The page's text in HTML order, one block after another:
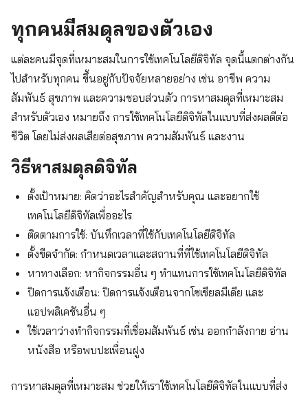
ทุกคนมีสมดุลของตัวเอง
แต่ละคนมีจุดที่เหมาะสมในการใช้เทคโนโลยีดิจิทัล จุดนี้แตกต่างกัน
ไปสำหรับทุกคน ขึ้นอยู่กับปัจจัยหลายอย่าง เช่น อาชีพ ความ
สัมพันธ์ สุขภาพ และความชอบส่วนตัว การหาสมดุลที่เหมาะสม
สำหรับตัวเอง หมายถึง การใช้เทคโนโลยีดิจิทัลในแบบที่ส่งผลดีต่อ
ชีวิต โดยไม่ส่งผลเสียต่อสุขภาพ ความสัมพันธ์ และงาน
วิธีหาสมดุลดิจิทัล
ตั้งเป้าหมาย: คิดว่าอะไรสำคัญสำหรับคุณ และอยากใช้
เทคโนโลยีดิจิทัลเพื่ออะไร
ติดตามการใช้: บันทึกเวลาที่ใช้กับเทคโนโลยีดิจิทัล
ตั้งขีดจำกัด: กำหนดเวลาและสถานที่ที่ใช้เทคโนโลยีดิจิทัล
หาทางเลือก: หากิจกรรมอื่น ๆ ทำแทนการใช้เทคโนโลยีดิจิทัล
ปิดการแจ้งเตือน: ปิดการแจ้งเตือนจากโซเชียลมีเดีย และ
แอปพลิเคชันอื่น ๆ
ใช้เวลาว่างทำกิจกรรมที่เชื่อมสัมพันธ์ เช่น ออกกำลังกาย อ่าน
หนังสือ หรือพบปะเพื่อนฝูง
การหาสมดุลที่เหมาะสม ช่วยให้เราใช้เทคโนโลยีดิจิทัลในแบบที่ส่ง